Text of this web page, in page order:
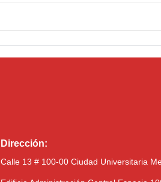
Dirección:
Calle 13 # 100-00 Ciudad Universitaria